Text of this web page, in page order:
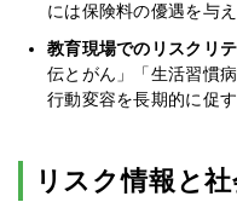
には保険料の優遇を与
教育現場でのリスクリ
伝とがん」「生活習慣
行動変容を長期的に促
リスク情報と